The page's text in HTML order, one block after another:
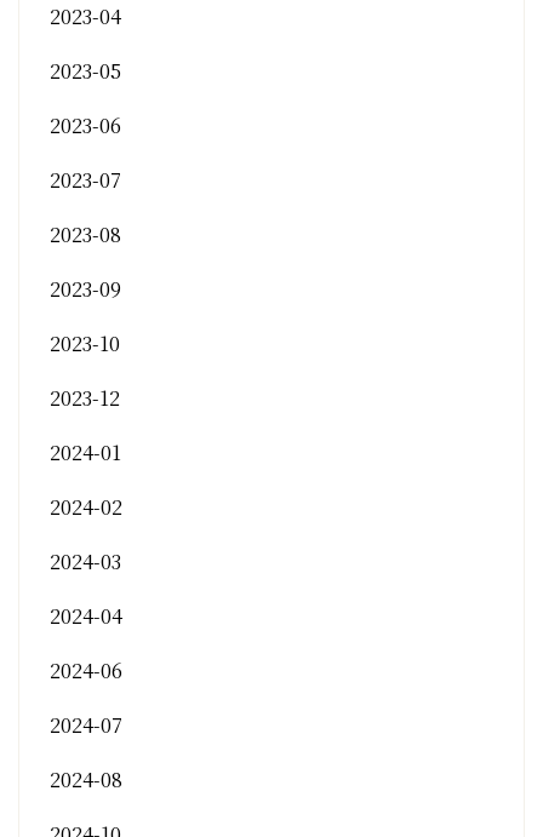
2023-04
2023-05
2023-06
2023-07
2023-08
2023-09
2023-10
2023-12
2024-01
2024-02
2024-03
2024-04
2024-06
2024-07
2024-08